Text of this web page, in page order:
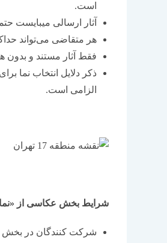
است.
آثار ارسالی می‏بایست حتماً در محدوده منطقه 17 شهر
هر متقاضی می‌تواند حداکثر با 3 فریم تک عکس از حداکثر دو بنا در
فقط آثار مستند و
الزامی است.
شرایط بخش عکاسی از
شرکت‏ کنندگان در بخش